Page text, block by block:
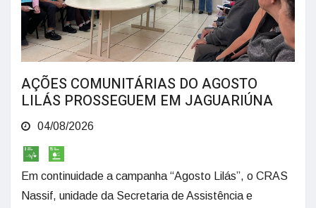
AÇÕES COMUNITÁRIAS DO AGOSTO
LILÁS PROSSEGUEM EM JAGUARIÚNA
04/08/2026
Em continuidade a campanha “Agosto Lilás”, o CRAS
Nassif, unidade da Secretaria de Assistência e